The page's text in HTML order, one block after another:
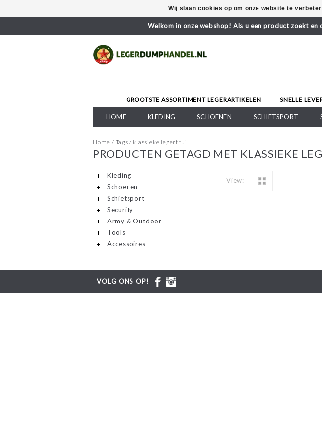
Welkom in onze webshop! Als u een product zoekt
GROOTSTE ASSORTIMENT LEGERARTIKELEN SNELLE
HOME KLEDING SCHOENEN SCHIETSPORT
Home / Tags / klassieke legertrui
PRODUCTEN GETAGD MET KLASSIEKE
Kleding
Schoenen
Schietsport
Security
Army & Outdoor
Tools
Accessoires
View:
VOLG ONS OP!
Wij slaan cookies op om onze website te